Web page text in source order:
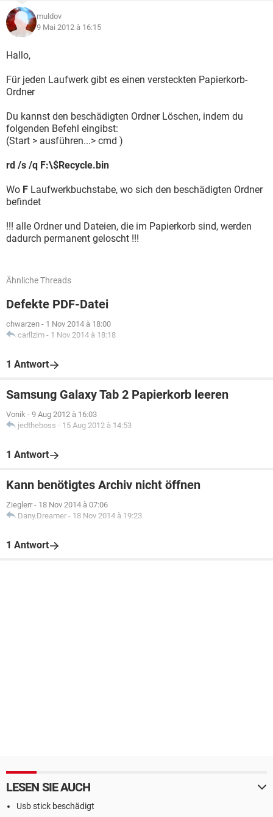
muldov
9 Mai 2012 à 16:15
Hallo,
Für jeden Laufwerk gibt es einen versteckten Papierkorb-
Ordner
Du kannst den beschädigten Ordner Löschen, indem du
folgenden Befehl eingibst:
(Start > ausführen...> cmd )
rd /s /q F:\$Recycle.bin
Wo F Laufwerkbuchstabe, wo sich den beschädigten Ordner
befindet
!!! alle Ordner und Dateien, die im Papierkorb sind, werden
dadurch permanent geloscht !!!
Ähnliche Threads
Defekte PDF-Datei
chwarzen - 1 Nov 2014 à 18:00
carllzim - 1 Nov 2014 à 18:18
1 Antwort
Samsung Galaxy Tab 2 Papierkorb leeren
Vonik - 9 Aug 2012 à 16:03
jedtheboss - 15 Aug 2012 à 14:53
1 Antwort
Kann benötigtes Archiv nicht öffnen
Zieglerr - 18 Nov 2014 à 07:06
Dany.Dreamer - 18 Nov 2014 à 19:23
1 Antwort
LESEN SIE AUCH
Usb stick beschädigt